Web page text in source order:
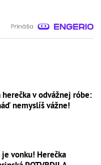
herečka v odvážnej róbe:
nemyslíš vážne!
vonku! Herečka